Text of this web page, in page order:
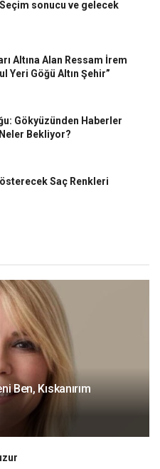
sonucu ve gelecek
Altına Alan Ressam İrem
Yeri Göğü Altın Şehir”
Gökyüzünden Haberler
Bekliyor?
Saç Renkleri
Ben, Kıskanırım